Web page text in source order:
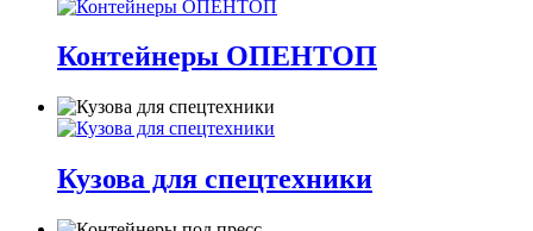
Контейнеры ОПЕНТОП
Кузова для спецтехники